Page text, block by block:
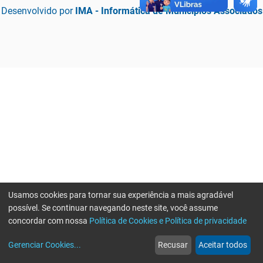
Desenvolvido por IMA - Informática de Municípios Associados
web
Notícias
more_horiz
Mais
Usamos cookies para tornar sua experiência a mais agradável
possível. Se continuar navegando neste site, você assume
concordar com nossa Política de Cookies e Política de privacidade
Gerenciar Cookies... Recusar Aceitar todos
Erro ao enviar informações, por favor tente novamente